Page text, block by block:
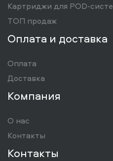
Картриджи для POD-
ТОП продаж
Оплата и доставка
Оплата
Доставка
Компания
О нас
Контакты
Контакты